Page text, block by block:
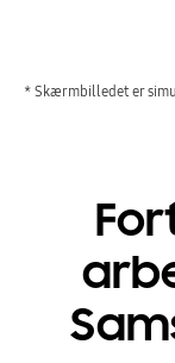
* Skærmbilledet er